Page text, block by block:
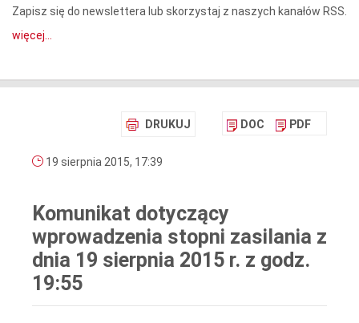
Zapisz się do newslettera lub skorzystaj z naszych kanałów RSS.
więcej...
DRUKUJ DOC PDF
19 sierpnia 2015, 17:39
Komunikat dotyczący
wprowadzenia stopni zasilania z
dnia 19 sierpnia 2015 r. z godz.
19:55